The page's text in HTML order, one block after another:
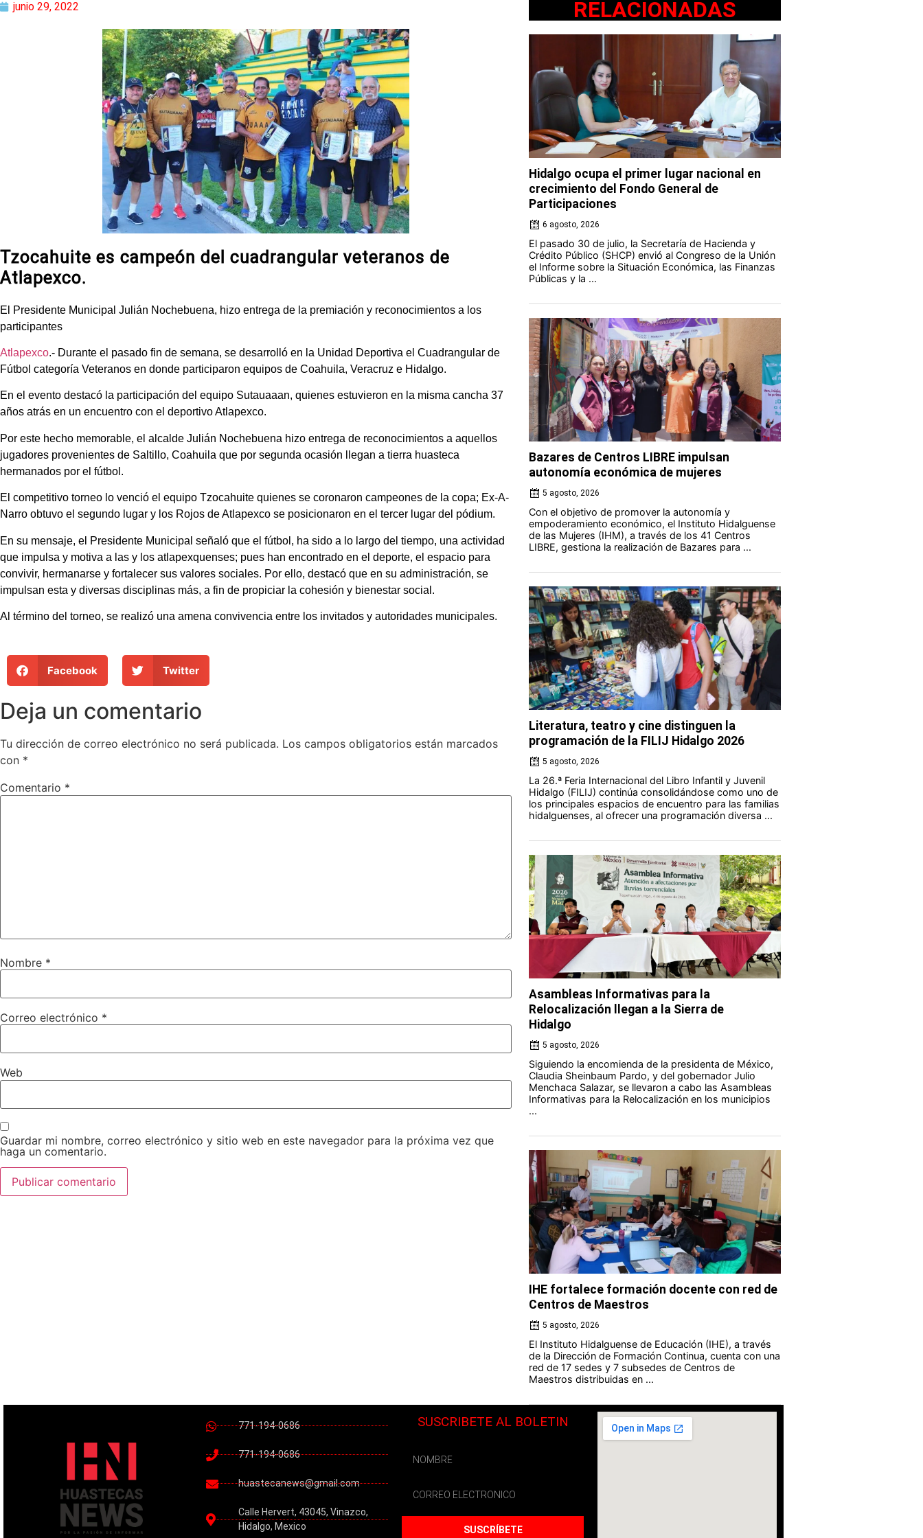
junio 29, 2022
Tzocahuite es campeón del cuadrangular veteranos de
Atlapexco.
El Presidente Municipal Julián Nochebuena, hizo entrega de la premiación y reconocimientos a los
participantes
Atlapexco.- Durante el pasado fin de semana, se desarrolló en la Unidad Deportiva el Cuadrangular de
Fútbol categoría Veteranos en donde participaron equipos de Coahuila, Veracruz e Hidalgo.
En el evento destacó la participación del equipo Sutauaaan, quienes estuvieron en la misma cancha 37
años atrás en un encuentro con el deportivo Atlapexco.
Por este hecho memorable, el alcalde Julián Nochebuena hizo entrega de reconocimientos a aquellos
jugadores provenientes de Saltillo, Coahuila que por segunda ocasión llegan a tierra huasteca
hermanados por el fútbol.
El competitivo torneo lo venció el equipo Tzocahuite quienes se coronaron campeones de la copa; Ex-A-
Narro obtuvo el segundo lugar y los Rojos de Atlapexco se posicionaron en el tercer lugar del pódium.
En su mensaje, el Presidente Municipal señaló que el fútbol, ha sido a lo largo del tiempo, una actividad
que impulsa y motiva a las y los atlapexquenses; pues han encontrado en el deporte, el espacio para
convivir, hermanarse y fortalecer sus valores sociales. Por ello, destacó que en su administración, se
impulsan esta y diversas disciplinas más, a fin de propiciar la cohesión y bienestar social.
Al término del torneo, se realizó una amena convivencia entre los invitados y autoridades municipales.
Facebook Twitter
Deja un comentario
Tu dirección de correo electrónico no será publicada. Los campos obligatorios están marcados
con *
Comentario *
Nombre *
Correo electrónico *
Web
Guardar mi nombre, correo electrónico y sitio web en este navegador para la próxima vez que
haga un comentario.
RELACIONADAS
Hidalgo ocupa el primer lugar nacional en
crecimiento del Fondo General de
Participaciones
6 agosto, 2026
El pasado 30 de julio, la Secretaría de Hacienda y
Crédito Público (SHCP) envió al Congreso de la Unión
el Informe sobre la Situación Económica, las Finanzas
Públicas y la ...
Bazares de Centros LIBRE impulsan
autonomía económica de mujeres
5 agosto, 2026
Con el objetivo de promover la autonomía y
empoderamiento económico, el Instituto Hidalguense
de las Mujeres (IHM), a través de los 41 Centros
LIBRE, gestiona la realización de Bazares para ...
Literatura, teatro y cine distinguen la
programación de la FILIJ Hidalgo 2026
5 agosto, 2026
La 26.ª Feria Internacional del Libro Infantil y Juvenil
Hidalgo (FILIJ) continúa consolidándose como uno de
los principales espacios de encuentro para las familias
hidalguenses, al ofrecer una programación diversa ...
Asambleas Informativas para la
Relocalización llegan a la Sierra de
Hidalgo
5 agosto, 2026
Siguiendo la encomienda de la presidenta de México,
Claudia Sheinbaum Pardo, y del gobernador Julio
Menchaca Salazar, se llevaron a cabo las Asambleas
Informativas para la Relocalización en los municipios
...
IHE fortalece formación docente con red de
Centros de Maestros
5 agosto, 2026
El Instituto Hidalguense de Educación (IHE), a través
de la Dirección de Formación Continua, cuenta con una
red de 17 sedes y 7 subsedes de Centros de
Maestros distribuidas en ...
771-194-0686
771-194-0686
huastecanews@gmail.com
Calle Hervert, 43045, Vinazco,
Hidalgo, Mexico
SUSCRIBETE AL BOLETIN
SUSCRÍBETE